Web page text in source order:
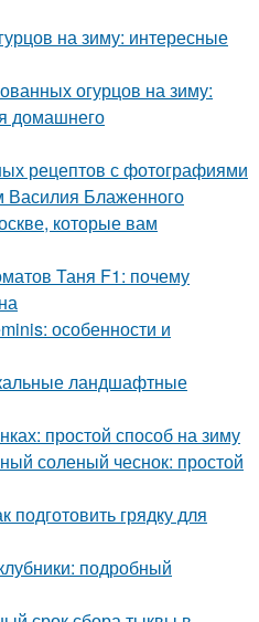
на зиму: интересные
огурцов на зиму:
домашнего
рецептов с фотографиями
Василия Блаженного
которые вам
Таня F1: почему
особенности и
ландшафтные
простой способ на зиму
соленый чеснок: простой
подготовить грядку для
подробный